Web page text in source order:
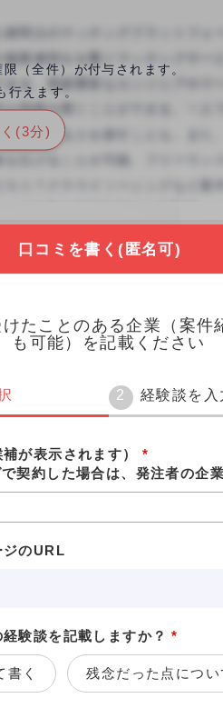
（全件）が付与されます。
行えます。
(3分)
20.4%
0%
7.4%
株式会社クラウドワーク
東京都港区
口コミを書く(匿名可)
たことのある企業（案件
も可能）を記載ください
経験談を入
が表示されます）
*
契約した場合は、発注者の企
ジのURL
験談を記載しますか？ *
書く 残念だった点につい